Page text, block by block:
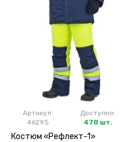
Артикул:
46295
Доступно:
478 шт.
Костюм «Рефлект-1»